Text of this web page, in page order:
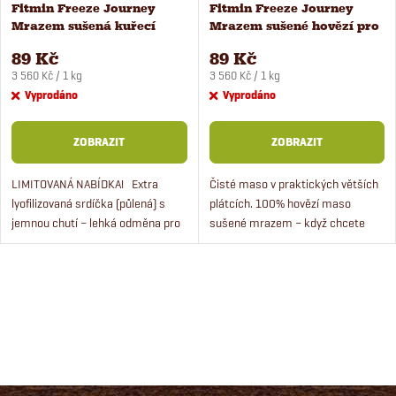
Fitmin Freeze Journey
Mrazem sušená kuřecí
g
89 Kč
Měrná
cena:
3 560 Kč / 1 kg
Vyprodáno
ZOBRAZIT
LIMITOVANÁ NABÍDKA! Extra
lyofilizovaná srdíčka (půlená) s
jemnou chutí – lehká odměna pro
mlsné kočky i citlivé
Fitmin Freeze Journey
Mrazem sušené hovězí pro
89 Kč
Měrná
cena:
3 560 Kč / 1 kg
Vyprodáno
ZOBRAZIT
Čisté maso v praktických větších
plátcích. 100% hovězí maso
sušené mrazem – když chcete
odměnu, která motivuje na první